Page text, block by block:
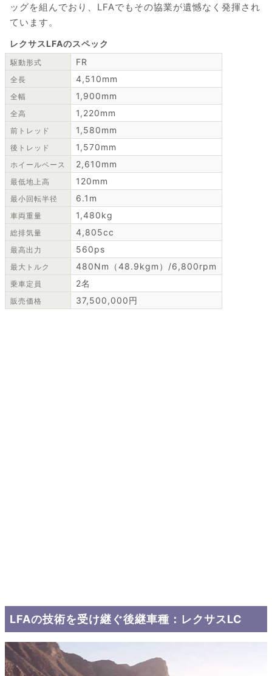
ッグを組んでおり、LFAでもその協業が遺憾なく発揮され
ています。
レクサスLFAのスペック
駆動形式 FR
全長 4,510mm
全幅 1,900mm
全高 1,220mm
前トレッド 1,580mm
後トレッド 1,570mm
ホイールベース 2,610mm
最低地上高 120mm
最小回転半径 6.1m
車両重量 1,480kg
総排気量 4,805cc
最高出力 560ps
最大トルク 480Nm（48.9kgm）/6,800rpm
乗車定員 2名
販売価格 37,500,000円
LFAの技術を受け継ぐ後継車種：レクサスLC